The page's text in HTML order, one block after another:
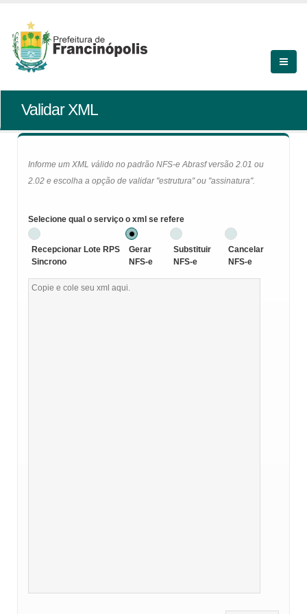
Validar XML
Informe um XML válido no padrão NFS-e Abrasf versão 2.01 ou
2.02 e escolha a opção de validar "estrutura" ou "assinatura".
Selecione qual o serviço o xml se refere
Recepcionar Lote RPS
Sincrono
Gerar
NFS-e
Substituir
NFS-e
Cancelar
NFS-e